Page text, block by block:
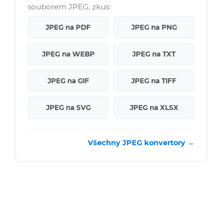
souborem JPEG, zkus:
JPEG na PDF JPEG na PNG
JPEG na WEBP JPEG na TXT
JPEG na GIF JPEG na TIFF
JPEG na SVG JPEG na XLSX
Všechny JPEG konvertory →